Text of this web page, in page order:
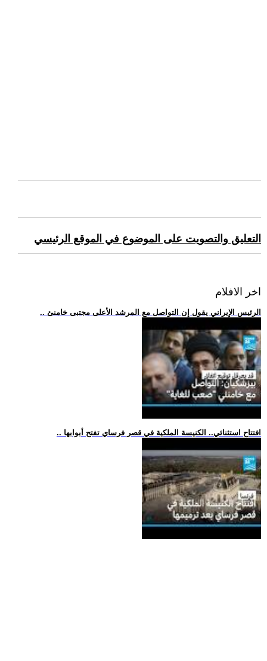
التعليق والتصويت على الموضوع في الموقع الرئيسي
اخر الافلام
.. الرئيس الإيراني يقول إن التواصل مع المرشد الأعلى مجتبى خامنئ
.. افتتاح استثنائي.. الكنيسة الملكية في قصر فرساي تفتح أبوابها